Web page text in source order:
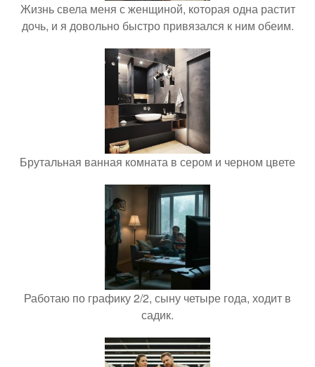
Жизнь свела меня с женщиной, которая одна растит
дочь, и я довольно быстро привязался к ним обеим.
Брутальная ванная комната в сером и черном цвете
Работаю по графику 2/2, сыну четыре года, ходит в
садик.